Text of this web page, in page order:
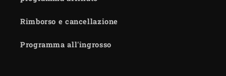
Rimborso e cancellazione
Programma all'ingrosso